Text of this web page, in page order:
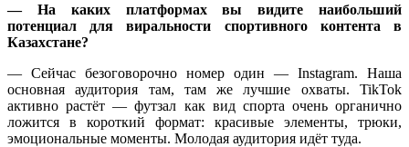
— На каких платформах вы видите наибольший
потенциал для виральности спортивного контента в
Казахстане?
— Сейчас безоговорочно номер один — Instagram. Наша
основная аудитория там, там же лучшие охваты. TikTok
активно растёт — футзал как вид спорта очень органично
ложится в короткий формат: красивые элементы, трюки,
эмоциональные моменты. Молодая аудитория идёт туда.